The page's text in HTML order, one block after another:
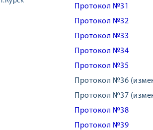
Протокол №31
Протокол №32
Протокол №33
Протокол №34
Протокол №35
Протокол №36
Протокол №37
Протокол №38
Протокол №39